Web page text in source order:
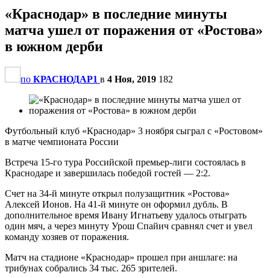
«Краснодар» в последние минуты
матча ушел от поражения от «Ростова»
в южном дерби
по КРАСНОДАР1 в 4 Ноя, 2019 182
Футбольный клуб «Краснодар» 3 ноября сыграл с «Ростовом»
в матче чемпионата России
Встреча 15-го тура Российской премьер-лиги состоялась в
Краснодаре и завершилась победой гостей — 2:2.
Счет на 34-й минуте открыл полузащитник «Ростова»
Алексей Ионов. На 41-й минуте он оформил дубль. В
дополнительное время Ивану Игнатьеву удалось отыграть
один мяч, а через минуту Урош Спайич сравнял счет и увел
команду хозяев от поражения.
Матч на стадионе «Краснодар» прошел при аншлаге: на
трибунах собрались 34 тыс. 265 зрителей.